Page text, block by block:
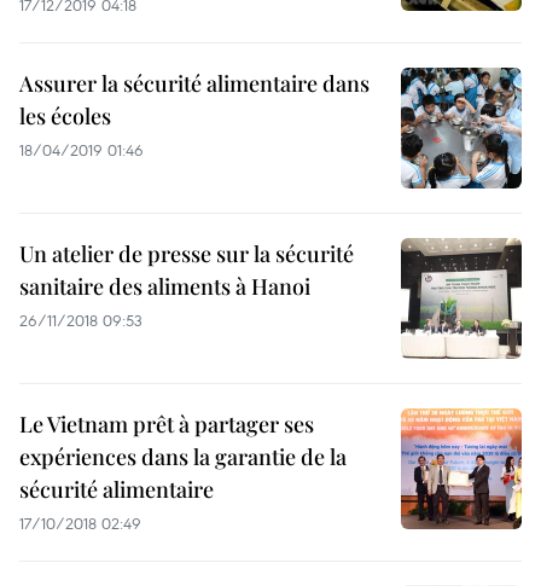
17/12/2019 04:18
Assurer la sécurité alimentaire dans
les écoles
18/04/2019 01:46
Un atelier de presse sur la sécurité
sanitaire des aliments à Hanoi
26/11/2018 09:53
Le Vietnam prêt à partager ses
expériences dans la garantie de la
sécurité alimentaire
17/10/2018 02:49